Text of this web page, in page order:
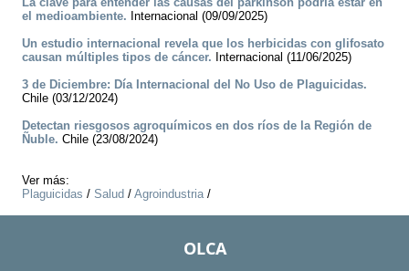
el medioambiente. Internacional (09/09/2025)
Un estudio internacional revela que los herbicidas con glifosato
causan múltiples tipos de cáncer. Internacional (11/06/2025)
3 de Diciembre: Día Internacional del No Uso de Plaguicidas.
Chile (03/12/2024)
Detectan riesgosos agroquímicos en dos ríos de la Región de
Ñuble. Chile (23/08/2024)
Ver más:
Plaguicidas / Salud / Agroindustria/
OLCA